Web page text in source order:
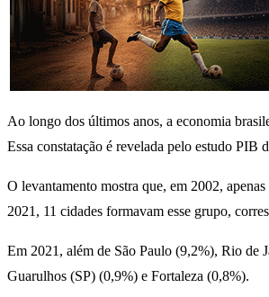
Ao longo dos últimos anos, a economia
Essa constatação é revelada pelo estudo
O levantamento mostra que, em 2002,
2021, 11 cidades formavam esse grupo,
Em 2021, além de São Paulo (9,2%), Rio
Guarulhos (SP) (0,9%) e Fortaleza (0,8%).